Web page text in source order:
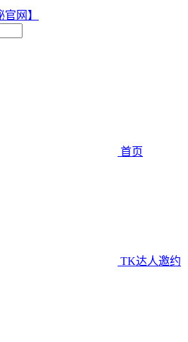
首页
TK达人邀约